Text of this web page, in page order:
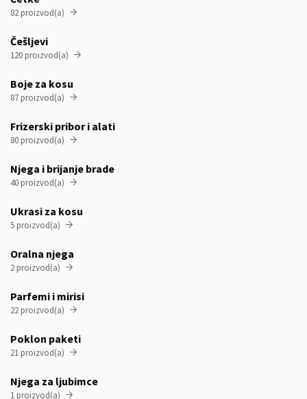
82 proizvod(a) 
Češljevi
120 proizvod(a) 
Boje za kosu
87 proizvod(a) 
Frizerski pribor i alati
80 proizvod(a) 
Njega i brijanje brade
40 proizvod(a) 
Ukrasi za kosu
5 proizvod(a) 
Oralna njega
2 proizvod(a) 
Parfemi i mirisi
22 proizvod(a) 
Poklon paketi
21 proizvod(a) 
Njega za ljubimce
1 proizvod(a) 